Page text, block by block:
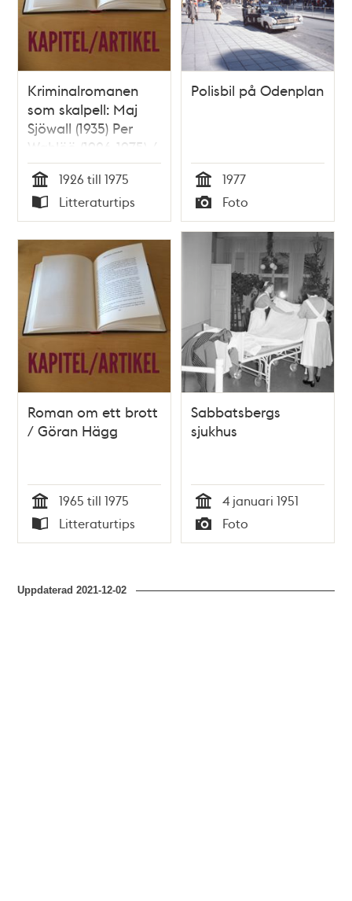
Kriminalromanen
som skalpell: Maj
Sjöwall (1935) Per
Wahlöö (1926-1975) /
Bo Lundin
Tid
1926 till 1975
Typ
Litteraturtips
Polisbil på Odenplan
Tid
1977
Typ
Foto
Roman om ett brott
/ Göran Hägg
Tid
1965 till 1975
Typ
Litteraturtips
Sabbatsbergs
sjukhus
Tid
4 januari 1951
Typ
Foto
Uppdaterad2021-12-02